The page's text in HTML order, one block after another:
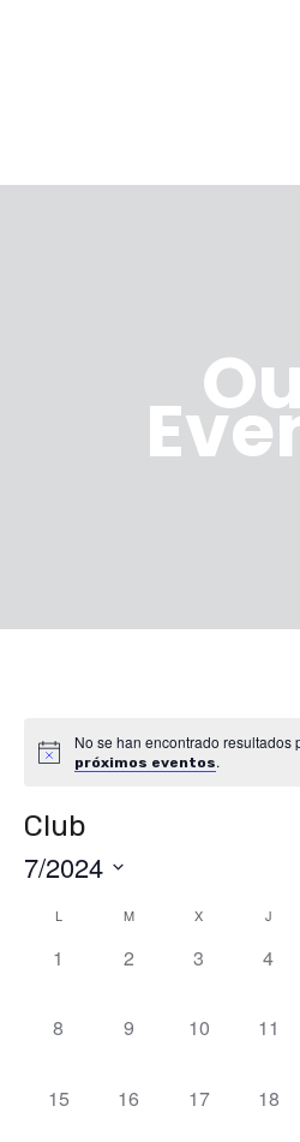
No se han encontrado resultados
próximos eventos.
Club
7/2024
Calendario
Eventos
L M X J
0
1
0
2
0
3
0
4
0
8
0
9
0
10
0
11
0
15
0
16
0
17
0
18